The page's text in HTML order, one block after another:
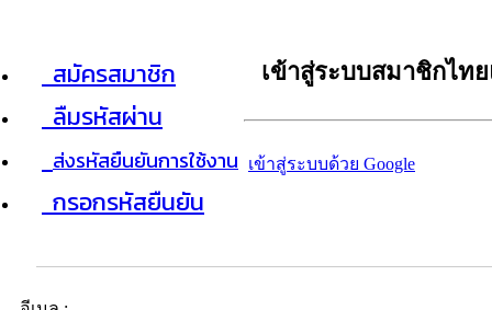
สมัครสมาชิก
ลืมรหัสผ่าน
ส่งรหัสยืนยันการใช้งาน
กรอกรหัสยืนยัน
เข้าสู่ระบบสมาชิกไท
เข้าสู่ระบบด้วย Google